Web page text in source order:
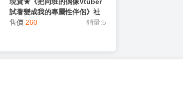
現貨★《把同班的偶像Vtuber
試著變成我的專屬性伴侶》社
團 French letter / 作者:藤崎ひ
售價 260 銷量:5